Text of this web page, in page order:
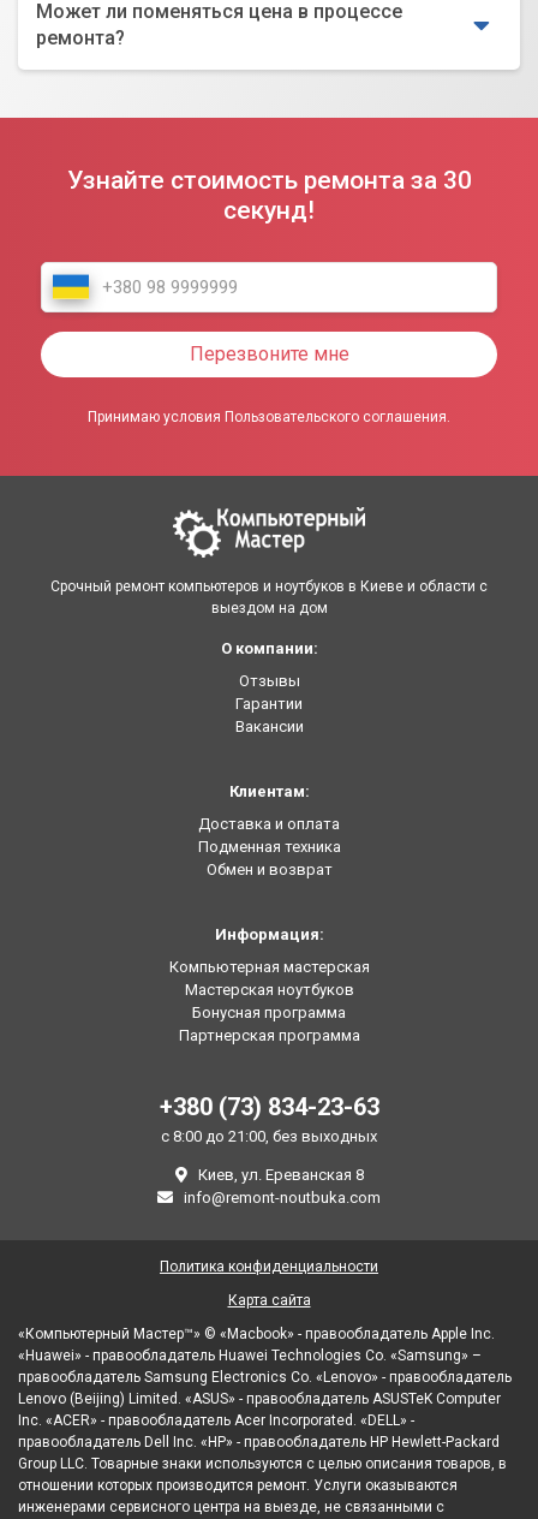
Может ли поменяться цена в процессе
ремонта?
Узнайте стоимость ремонта за 30
секунд!
Перезвоните мне
Принимаю условия Пользовательского соглашения.
Срочный ремонт компьютеров и ноутбуков в Киеве и области с
выездом на дом
О компании:
Отзывы
Гарантии
Вакансии
Клиентам:
Доставка и оплата
Подменная техника
Обмен и возврат
Информация:
Компьютерная мастерская
Мастерская ноутбуков
Бонусная программа
Партнерская программа
+380 (73) 834-23-63
с 8:00 до 21:00, без выходных
Киев, ул. Ереванская 8
info@remont-noutbuka.com
«Компьютерный Мастер™» © «Macbook» - правообладатель Apple Inc.
«Huawei» - правообладатель Huawei Technologies Co. «Samsung» –
правообладатель Samsung Electronics Co. «Lenovo» - правообладатель
Lenovo (Beijing) Limited. «ASUS» - правообладатель ASUSTeK Computer
Inc. «ACER» - правообладатель Acer Incorporated. «DELL» -
правообладатель Dell Inc. «HP» - правообладатель HP Hewlett-Packard
Group LLC. Товарные знаки используются с целью описания товаров, в
отношении которых производится ремонт. Услуги оказываются
инженерами сервисного центра на выезде, не связанными с
Политика конфиденциальности
Карта сайта